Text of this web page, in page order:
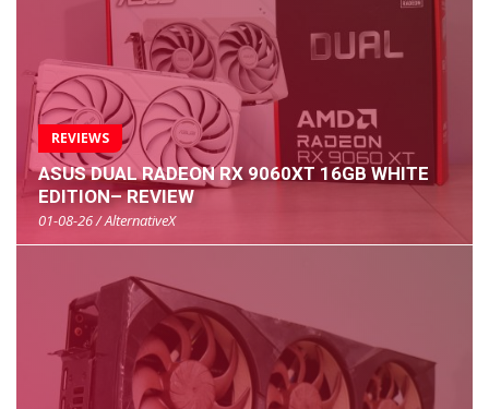
REVIEWS
ASUS DUAL RADEON RX 9060XT 16GB WHITE
EDITION– REVIEW
01-08-26 / AlternativeX